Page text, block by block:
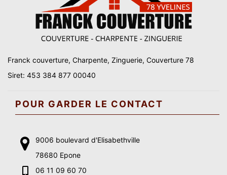
Franck couverture, Charpente, Zinguerie, Couverture 78
Siret: 453 384 877 00040
POUR GARDER LE CONTACT
9006 boulevard d'Elisabethville
78680 Epone
06 11 09 60 70